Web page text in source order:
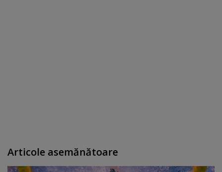
Articole asemănătoare